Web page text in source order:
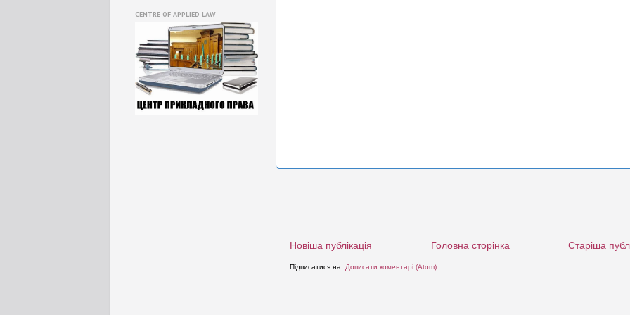
Новіша публікація Старіша
Головна сторінка
Підписатися на: Дописати коментарі (Atom)
CENTRE OF APPLIED LAW